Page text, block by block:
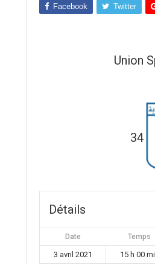
Facebook Twitter
Union
34
Détails
Date Temps
3 avril 2021 15 h 00